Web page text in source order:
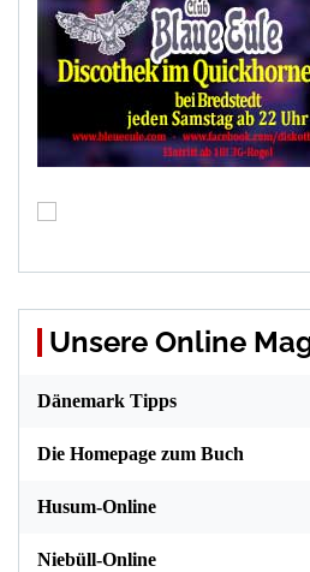
Unsere Online
Dänemark Tipps
Die Homepage zum Buch
Husum-Online
Niebüll-Online